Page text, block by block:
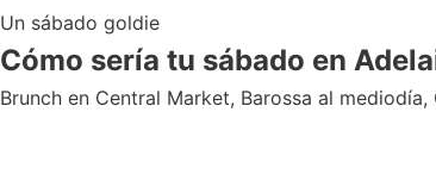
Un sábado goldie
Cómo sería tu sábado en
Brunch en Central Market, Barossa al